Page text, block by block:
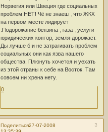
Норвегия или Швеция где социальных
проблем НЕТ! Чё не знаеш , что ЖКХ
на первом месте лидирует
.Подорожание бензина , газа , услуги
юридических контор, земля дорожает.
Ды лучше б и не затрагивать проблем
социальных они как язва нашего
общества. Плюнуть хочется и уехать
из этой страны к себе на Восток. Там
совсем ни хрена нету.
0
Поделиться 3
27-07-2008